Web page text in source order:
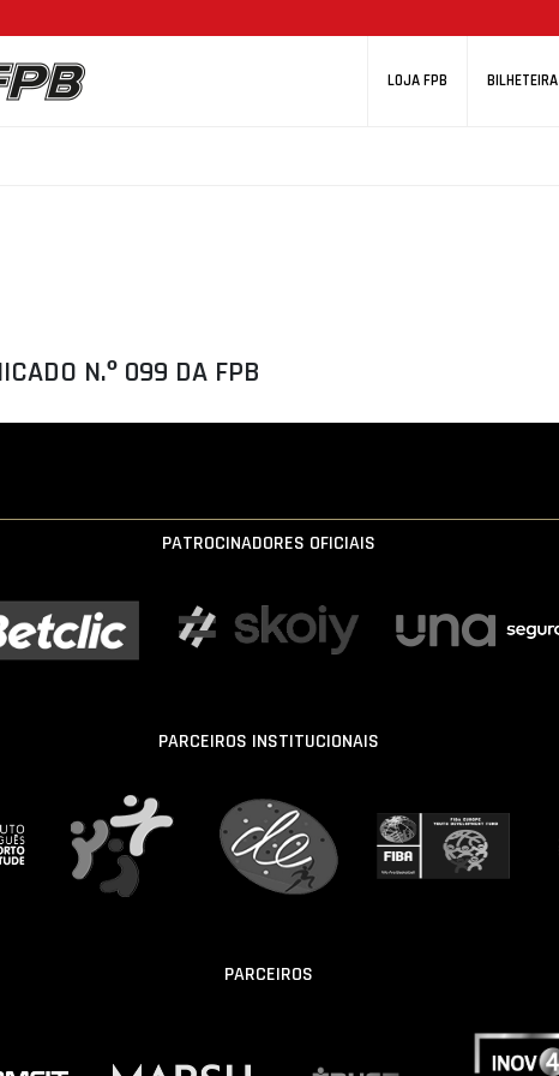
LOJA FPB BILHETEIRA
N.º 099 DA FPB
PATROCINADORES OFICIAIS
PARCEIROS INSTITUCIONAIS
PARCEIROS